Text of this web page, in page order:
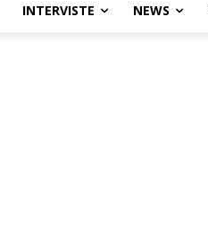
INTERVISTE NEWS